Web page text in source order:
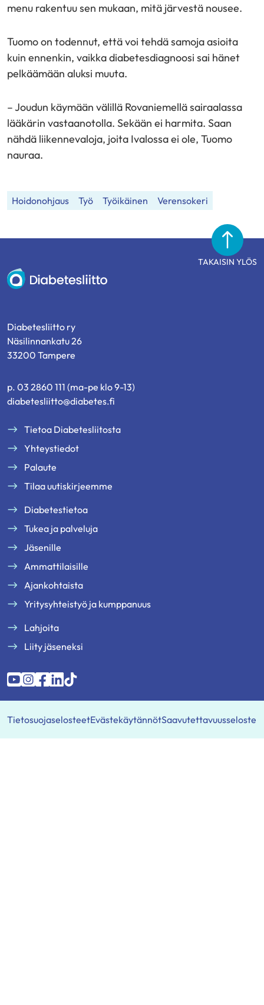
menu rakentuu sen mukaan, mitä järvestä nousee.
Tuomo on todennut, että voi tehdä samoja asioita
kuin ennenkin, vaikka diabetesdiagnoosi sai hänet
pelkäämään aluksi muuta.
– Joudun käymään välillä Rovaniemellä sairaalassa
lääkärin vastaanotolla. Sekään ei harmita. Saan
nähdä liikennevaloja, joita Ivalossa ei ole, Tuomo
nauraa.
Hoidonohjaus Työ Työikäinen Verensokeri
TAKAISIN YLÖS
Diabetesliitto
Diabetesliitto ry
Näsilinnankatu 26
33200 Tampere
p. 03 2860 111 (ma-pe klo 9-13)
diabetesliitto@diabetes.fi
Tietoa Diabetesliitosta
Yhteystiedot
Palaute
Tilaa uutiskirjeemme
Diabetestietoa
Tukea ja palveluja
Jäsenille
Ammattilaisille
Ajankohtaista
Yritysyhteistyö ja kumppanuus
Lahjoita
Liity jäseneksi
Diabetesliitto
Diabetesliitto
Diabetesliitto
Diabetesliitto
Diabetesliitto
TietosuojaselosteetEvästekäytännötSaavutettavuusseloste